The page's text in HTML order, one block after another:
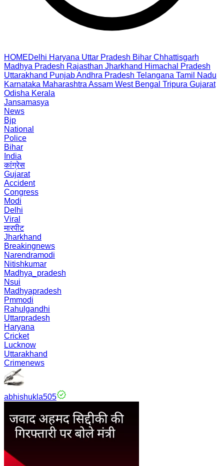
HOMEDelhi Haryana Uttar Pradesh Bihar Chhattisgarh
Madhya Pradesh Rajasthan Jharkhand Himachal Pradesh
Uttarakhand PunjabAndhra Pradesh Telangana Tamil Nadu
Karnataka Maharashtra Assam West Bengal Tripura Gujarat
Odisha Kerala
Jansamasya
News
Bjp
National
Police
Bihar
India
कांग्रेस
Gujarat
Accident
Congress
Modi
Delhi
Viral
मारपीट
Jharkhand
Breakingnews
Narendramodi
Nitishkumar
Madhya_pradesh
Nsui
Madhyapradesh
Pmmodi
Rahulgandhi
Uttarpradesh
Haryana
Cricket
Lucknow
Uttarakhand
Crimenews
abhishukla505